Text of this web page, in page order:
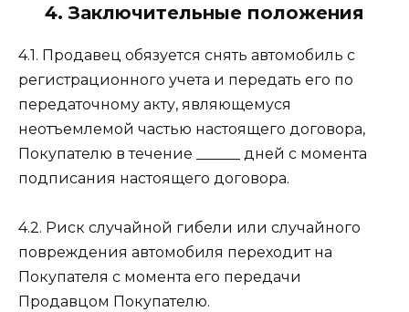
4. Заключительные положения
4.1. Продавец обязуется снять автомобиль с
регистрационного учета и передать его по
передаточному акту, являющемуся
неотъемлемой частью настоящего договора,
Покупателю в течение ______ дней с момента
подписания настоящего договора.
4.2. Риск случайной гибели или случайного
повреждения автомобиля переходит на
Покупателя с момента его передачи
Продавцом Покупателю.